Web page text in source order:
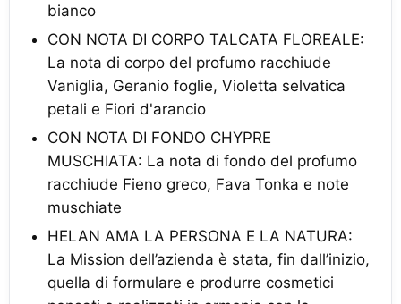
bianco
CON NOTA DI CORPO TALCATA FLOREALE:
La nota di corpo del profumo racchiude
Vaniglia, Geranio foglie, Violetta selvatica
petali e Fiori d'arancio
CON NOTA DI FONDO CHYPRE
MUSCHIATA: La nota di fondo del profumo
racchiude Fieno greco, Fava Tonka e note
muschiate
HELAN AMA LA PERSONA E LA NATURA:
La Mission dell’azienda è stata, fin dall’inizio,
quella di formulare e produrre cosmetici